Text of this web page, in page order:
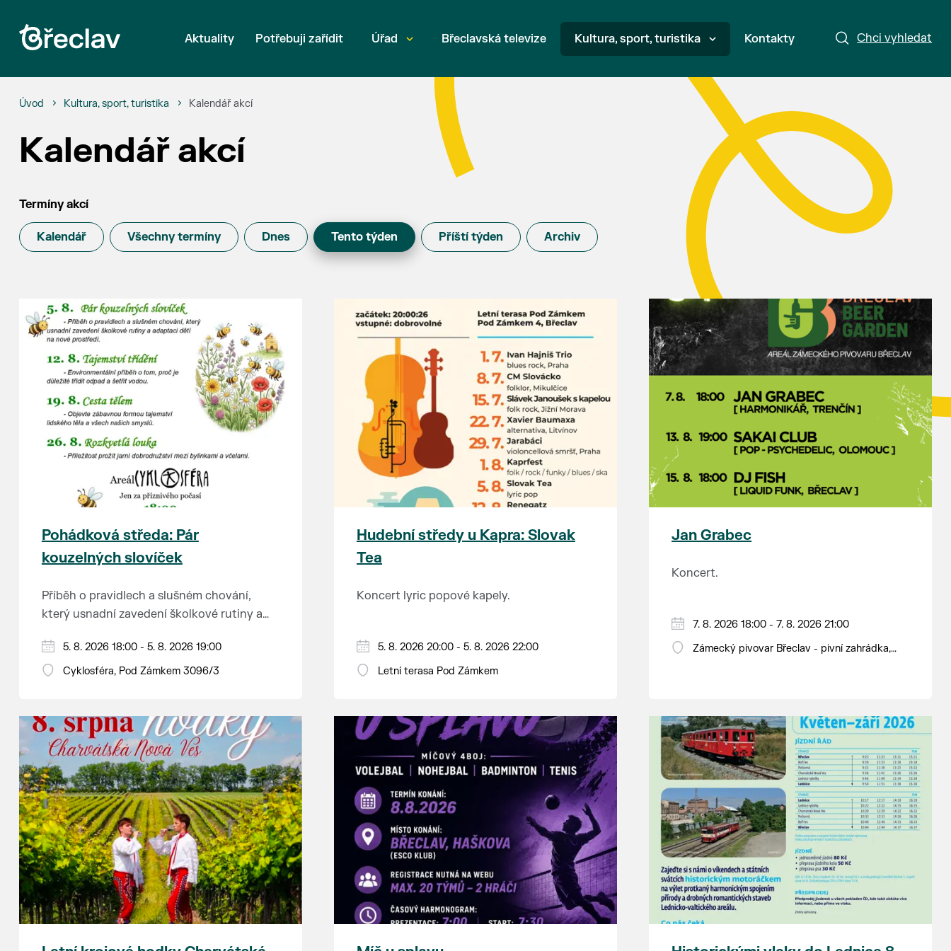
Chci vyhledat
Aktuality Potřebuji zařídit Úřad Břeclavská televize Kultura, sport, turistika Kontakty
Úvod Kultura, sport, turistika Kalendář akcí
Kalendář akcí
Termíny akcí
Kalendář Všechny termíny Dnes Tento týden Příští týden Archiv
Pohádková středa: Pár
kouzelných slovíček
Příběh o pravidlech a slušném chování,
který usnadní zavedení školkové rutiny a
Hraje se jen za příznivého počasí.
Vstupné dobrovolné.
5. 8. 2026 18:00 - 5. 8. 2026 19:00
Cyklosféra, Pod Zámkem 3096/3
Hudební středy u Kapra: Slovak
Tea
Koncert lyric popové kapely.
5. 8. 2026 20:00 - 5. 8. 2026 22:00
Letní terasa Pod Zámkem
Jan Grabec
Koncert.
7. 8. 2026 18:00 - 7. 8. 2026 21:00
Zámecký pivovar Břeclav - pivní zahrádka,